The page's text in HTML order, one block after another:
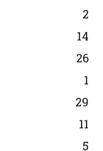
2
14
26
1
29
11
5